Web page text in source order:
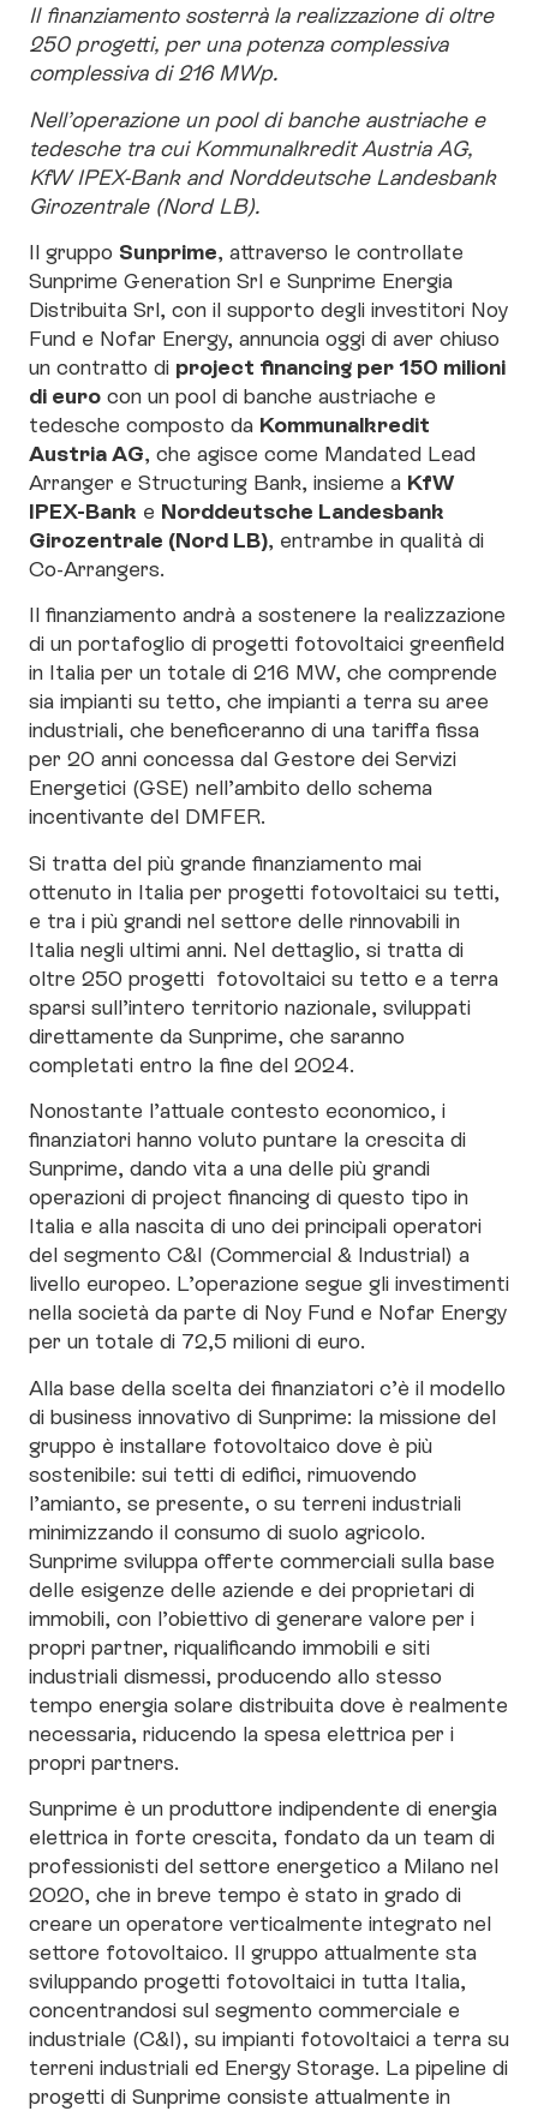
Il finanziamento sosterrà la realizzazione di oltre
250 progetti, per una potenza complessiva
complessiva di 216 MWp.
Nell’operazione un pool di banche austriache e
tedesche tra cui Kommunalkredit Austria AG,
KfW IPEX-Bank and Norddeutsche Landesbank
Girozentrale (Nord LB).
Il gruppo Sunprime, attraverso le controllate
Sunprime Generation Srl e Sunprime Energia
Distribuita Srl, con il supporto degli investitori Noy
Fund e Nofar Energy, annuncia oggi di aver chiuso
un contratto di project financing per 150 milioni
di euro con un pool di banche austriache e
tedesche composto da Kommunalkredit
Austria AG, che agisce come Mandated Lead
Arranger e Structuring Bank, insieme a KfW
IPEX-Bank e Norddeutsche Landesbank
Girozentrale (Nord LB), entrambe in qualità di
Co-Arrangers.
Il finanziamento andrà a sostenere la realizzazione
di un portafoglio di progetti fotovoltaici greenfield
in Italia per un totale di 216 MW, che comprende
sia impianti su tetto, che impianti a terra su aree
industriali, che beneficeranno di una tariffa fissa
per 20 anni concessa dal Gestore dei Servizi
Energetici (GSE) nell’ambito dello schema
incentivante del DMFER.
Si tratta del più grande finanziamento mai
ottenuto in Italia per progetti fotovoltaici su tetti,
e tra i più grandi nel settore delle rinnovabili in
Italia negli ultimi anni. Nel dettaglio, si tratta di
oltre 250 progetti fotovoltaici su tetto e a terra
sparsi sull’intero territorio nazionale, sviluppati
direttamente da Sunprime, che saranno
completati entro la fine del 2024.
Nonostante l’attuale contesto economico, i
finanziatori hanno voluto puntare la crescita di
Sunprime, dando vita a una delle più grandi
operazioni di project financing di questo tipo in
Italia e alla nascita di uno dei principali operatori
del segmento C&I (Commercial & Industrial) a
livello europeo. L’operazione segue gli investimenti
nella società da parte di Noy Fund e Nofar Energy
per un totale di 72,5 milioni di euro.
Alla base della scelta dei finanziatori c’è il modello
di business innovativo di Sunprime: la missione del
gruppo è installare fotovoltaico dove è più
sostenibile: sui tetti di edifici, rimuovendo
l’amianto, se presente, o su terreni industriali
minimizzando il consumo di suolo agricolo.
Sunprime sviluppa offerte commerciali sulla base
delle esigenze delle aziende e dei proprietari di
immobili, con l’obiettivo di generare valore per i
propri partner, riqualificando immobili e siti
industriali dismessi, producendo allo stesso
tempo energia solare distribuita dove è realmente
necessaria, riducendo la spesa elettrica per i
propri partners.
Sunprime è un produttore indipendente di energia
elettrica in forte crescita, fondato da un team di
professionisti del settore energetico a Milano nel
2020, che in breve tempo è stato in grado di
creare un operatore verticalmente integrato nel
settore fotovoltaico. Il gruppo attualmente sta
sviluppando progetti fotovoltaici in tutta Italia,
concentrandosi sul segmento commerciale e
industriale (C&I), su impianti fotovoltaici a terra su
terreni industriali ed Energy Storage. La pipeline di
progetti di Sunprime consiste attualmente in